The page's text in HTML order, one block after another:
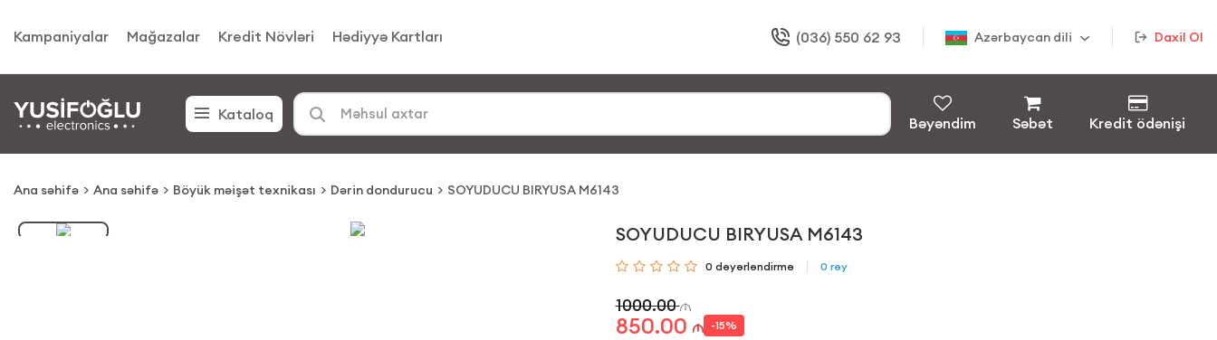
Kampaniyalar Mağazalar Kredit Növləri Hədiyyə Kartları (036) 550 62 93 Azərbaycan dili Daxil Ol
Kataloq Bəyəndim Səbət Kredit ödənişi
Ana səhifə Ana səhifə Böyük məişət texnikası Dərin dondurucu SOYUDUCU BIRYUSA M6143
SOYUDUCU BIRYUSA M6143
0 dəyərləndirmə 0 rəy
1000.00
850.00 -15%